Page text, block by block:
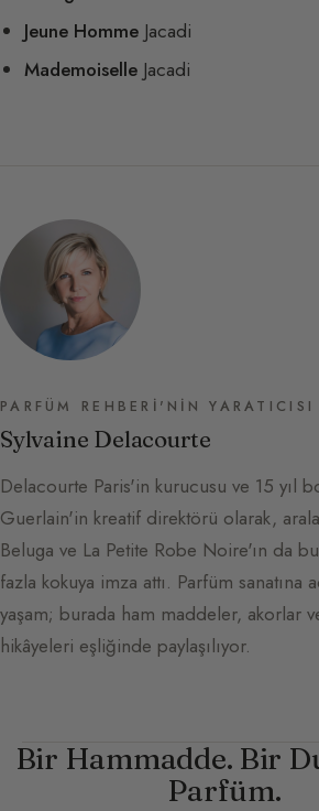
Jeune Homme Jacadi
Mademoiselle Jacadi
PARFÜM REHBERI'NIN YARATICISI
Sylvaine Delacourte
Delacourte Paris'in kurucusu ve 15 yıl
Guerlain'in kreatif direktörü olarak,
Beluga ve La Petite Robe Noire'ın da
fazla kokuya imza attı. Parfüm sanatına
yaşam; burada ham maddeler, akorlar
hikâyeleri eşliğinde paylaşılıyor.
Bir Hammadde. Bir
Parfüm.